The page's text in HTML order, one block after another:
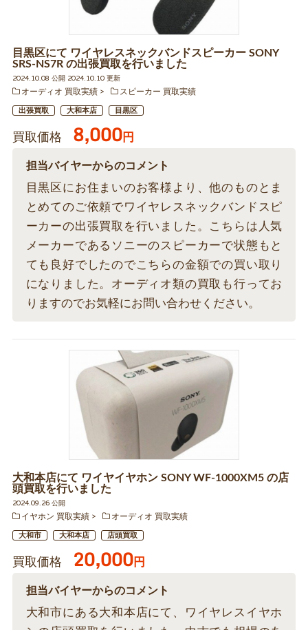
目黒区にて ワイヤレスネックバンドスピーカー SONY
SRS-NS7R の出張買取を行いました
2024.10.08 公開 2024.10.10 更新
オーディオ 買取実績
スピーカー 買取実績
出張買取 大和本店 目黒区
買取価格 8,000円
担当バイヤーからのコメント
目黒区にお住まいのお客様より、他のものとま
とめてのご依頼でワイヤレスネックバンドスピ
ーカーの出張買取を行いました。こちらは人気
メーカーであるソニーのスピーカーで状態もと
ても良好でしたのでこちらの金額での買い取り
になりました。オーディオ類の買取も行ってお
りますのでお気軽にお問い合わせください。
大和本店にて ワイヤイヤホン SONY WF-1000XM5 の店
頭買取を行いました
2024.09.26 公開
イヤホン 買取実績
オーディオ 買取実績
大和市 大和本店 店頭買取
買取価格 20,000円
担当バイヤーからのコメント
大和市にある大和本店にて、ワイヤレスイヤホ